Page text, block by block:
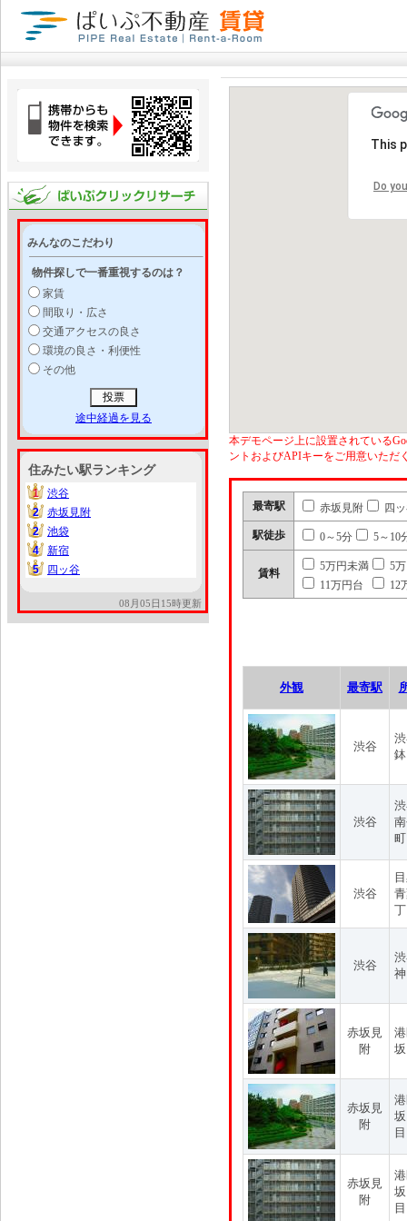
みんなのこだわり
物件探しで一番重視するのは？
家賃
間取り・広さ
交通アクセスの良さ
環境の良さ・利便性
その他
途中経過を見る
住みたい駅ランキング
1
1
渋谷
2
2
赤坂見附
2
2
池袋
4
4
新宿
5
5 四ッ谷
08月05日15時更新
This
Do
本デモページ上に設置されている
ントおよびAPIキーをご用意いただ
最寄駅 赤坂見附 四
駅徒歩 0～5分 5～10
賃料
5万円未満
5
11万円台
12
外観 最寄駅
渋谷
渋谷
渋谷
渋谷
赤坂見
附
赤坂見
附
目
赤坂見
附
目